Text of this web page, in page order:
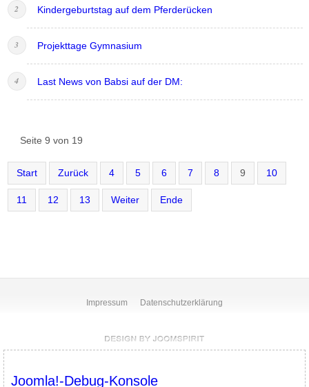
Kindergeburtstag auf dem Pferderücken
Projekttage Gymnasium
Last News von Babsi auf der DM:
Seite 9 von 19
Start Zurück 4 5 6 7 8 9 10
11 12 13 Weiter Ende
Impressum Datenschutzerklärung
Joomla!-Debug-Konsole